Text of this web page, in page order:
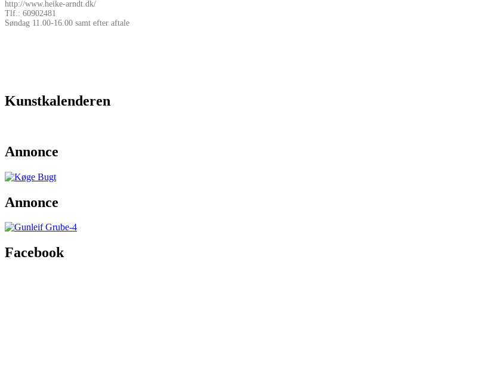
http://www.heike-arndt.dk/
Tlf.: 60902481
Søndag 11.00-16.00 samt efter aftale
Kunstkalenderen
Annonce
Annonce
Facebook